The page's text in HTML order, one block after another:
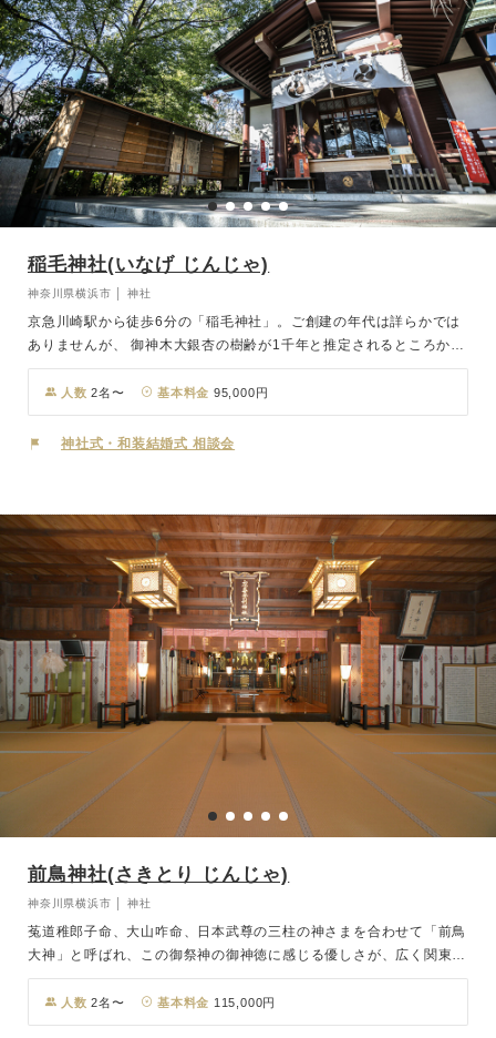
稲毛神社(いなげ じんじゃ)
神奈川県横浜市 │ 神社
京急川崎駅から徒歩6分の「稲毛神社」。ご創建の年代は詳らかでは
ありませんが、 御神木大銀杏の樹齢が1千年と推定されるところから
当地の古社であることがわかります。 国譲りの交渉のため高天原よ
り地上に降られ、その大任を果たされた武勇の神である「武甕槌神
(たけみかつちのかみ)」をはじめ、二柱の武勇の神と三柱の調和の神
をお祀りしています。そ のご神徳は「勝」と「和」。新しい門出を
人数 2名〜 基本料金 95,000円
神社式・和装結婚式 相談会
前鳥神社(さきとり じんじゃ)
神奈川県横浜市 │ 神社
菟道稚郎子命、大山咋命、日本武尊の三柱の神さまを合わせて「前鳥
大神」と呼ばれ、この御祭神の御神徳に感じる優しさが、広く関東一
円から信仰を集めています。古くから学問や就職の神として親しま
れ、相模国四之宮としても知られ、「四之宮大明神」とも呼ばれ、
人々の敬愛を受けてきました。緑豊かな境内は「森の前鳥神社」とし
人数 2名〜 基本料金 115,000円